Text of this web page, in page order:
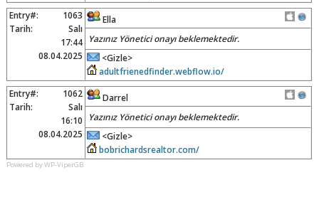
Entry#:
1063
Tarih:
Salı
17:44
08.04.2025
Ella
Yazınız Yönetici onayı beklemektedir.
<Gizle>
adultfrienedfinder.webflow.io/
Entry#:
1062
Tarih:
Salı
16:10
08.04.2025
Darrel
Yazınız Yönetici onayı beklemektedir.
<Gizle>
bobrichardsrealtor.com/
Powered by WP-ViperGB